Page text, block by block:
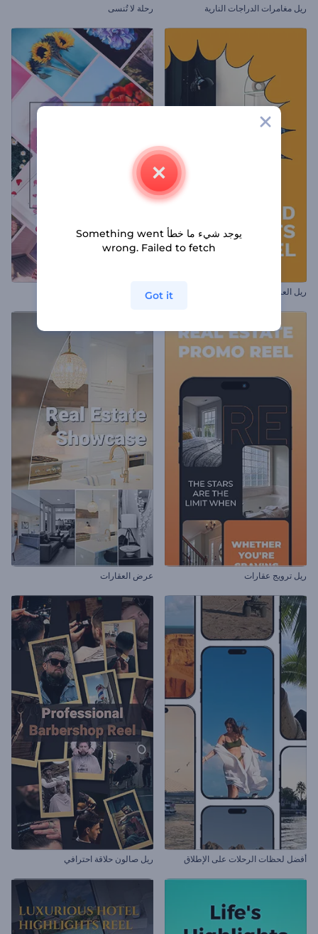
ريل مغامرات الدراجات النارية رحلة لا تُنسى
ريل العروض والخصومات ريل ترويج لمتجر زهور
ريل ترويج عقارات عرض العقارات
أفضل لحظات الرحلات على الإطلاق ريل صالون حلاقة احترافي
يوجد شيء ما خطأ Something went
wrong. Failed to fetch
Got it